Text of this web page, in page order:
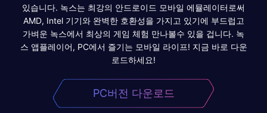
있습니다. 녹스는 최강의 안드로이드 모바일 에뮬레이터로써
AMD, Intel 기기와 완벽한 호환성을 가지고 있기에 부드럽고
가벼운 녹스에서 최상의 게임 체험 만나볼수 있을 겁니다. 녹
스 앱플레이어, PC에서 즐기는 모바일 라이프! 지금 바로 다운
로드하세요!
PC버전 다운로드